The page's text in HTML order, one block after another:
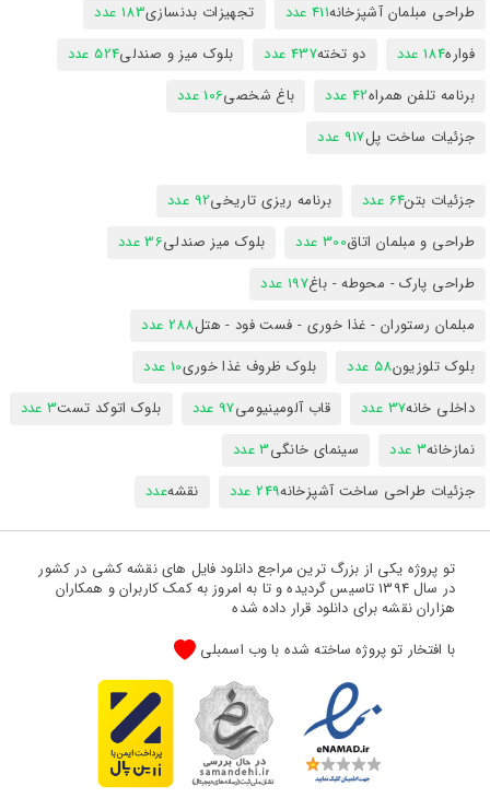
طراحی مبلمان آشپزخانه411 عدد تجهیزات بدنسازی183 عدد
فواره184 عدد دو تخته437 عدد بلوک میز و صندلی524 عدد
برنامه تلفن همراه42 عدد باغ شخصی106 عدد
جزئیات ساخت پل917 عدد
جزئیات بتن64 عدد برنامه ریزی تاریخی92 عدد
طراحی و مبلمان اتاق300 عدد بلوک میز صندلی36 عدد
طراحی پارک - محوطه - باغ197 عدد
مبلمان رستوران - غذا خوری - فست فود - هتل288 عدد
بلوک تلوزیون58 عدد بلوک ظروف غذا خوری10 عدد
داخلی خانه37 عدد قاب آلومینیومی97 عدد بلوک اتوکد تست3 عدد
نمازخانه3 عدد سینمای خانگی3 عدد
جزئیات طراحی ساخت آشپزخانه249 عدد نقشهعدد
تو پروژه یکی از بزرگ ترین مراجع دانلود فایل های نقشه کشی در کشور
در سال 1394 تاسیس گردیده و تا به امروز به کمک کاربران و همکاران
هزاران نقشه برای دانلود قرار داده شده
با افتخار تو پروژه ساخته شده با وب اسمبلی